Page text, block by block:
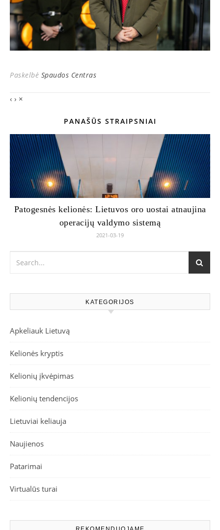
Paskelbė Spaudos Centras
‹ › ×
PANAŠŪS STRAIPSNIAI
Patogesnės kelionės: Lietuvos oro uostai atnaujina
operacijų valdymo sistemą
2021-03-19
KATEGORIJOS
Apkeliauk Lietuvą
Kelionės kryptis
Kelionių įkvėpimas
Kelionių tendencijos
Lietuviai keliauja
Naujienos
Patarimai
Virtualūs turai